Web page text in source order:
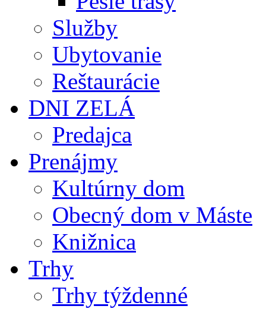
Služby
Ubytovanie
Reštaurácie
DNI ZELÁ
Predajca
Prenájmy
Kultúrny dom
Obecný dom v Máste
Knižnica
Trhy
Trhy týždenné